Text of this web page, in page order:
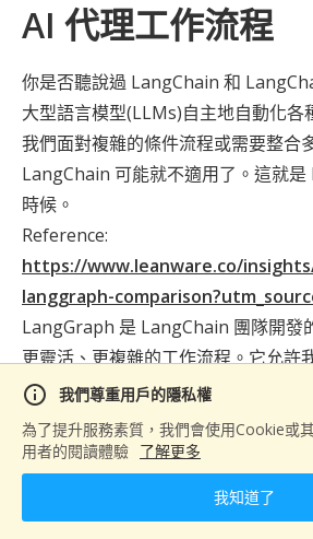
戰力。本次特訓營為期五天，專
開發領域的技術人員打造，幫助
實作並進的教學模式，除了深入
LLM、RAG 等核心技術外，更
發。學員將在業界資深導師指導
級應用，如智能客服系統、自動
等。這些實戰經驗，正是企業最
完成特訓後，您將具備獨立開發
術實力，為企業帶來真正的數位
為自己開創更寬廣的職涯發展空
與我們一起站上 AI 浪潮的浪頭！
轉型 #技術突破
info
我們尊重用戶的隱私權
為了提升服務素質，我們會使用Cookie或
用者的閱讀體驗 了解更多
我知道了
AI 代理工作流程
你是否聽說過 LangChain 和
大型語言模型(LLMs)自主地自動化各
我們面對複雜的條件流程或需要整合
LangChain 可能就不適用了。這就
時候。
Reference:
https://www.leanware.co/
langgraph-
LangGraph 是 LangChain 團隊開發
更靈活、更複雜的工作流程。它允許
化為圖形,大大增強了我們處理複雜場
起探索 LangGraph 的世界吧!
參考表: